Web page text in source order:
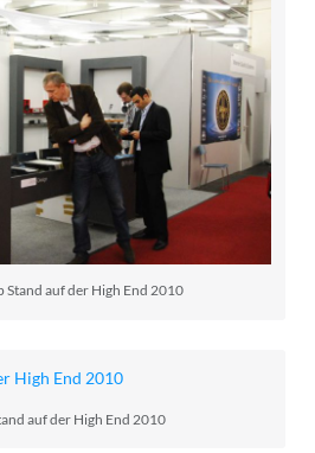
Stand auf der High End 2010
auf der High End 2010